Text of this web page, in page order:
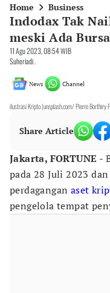
Home Business
Indodax Tak
meski Ada
11 Agu 2023, 08:54 WIB
Suheriadi .
News Channel
ilustrasi Kripto (unsplash.com/ Pierre Borthiry
Share Article
Jakarta, FORTUNE -
pada 28 Juli 2023
perdagangan aset
pengelola tempat